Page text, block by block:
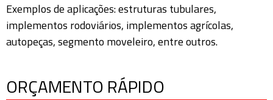
Exemplos de aplicações: estruturas tubulares,
implementos rodoviários, implementos agrícolas,
autopeças, segmento moveleiro, entre outros.
ORÇAMENTO RÁPIDO